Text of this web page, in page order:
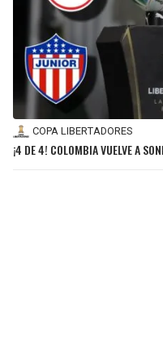
COPA LIBERTADORES
¡4 DE 4! COLOMBIA VUELVE A